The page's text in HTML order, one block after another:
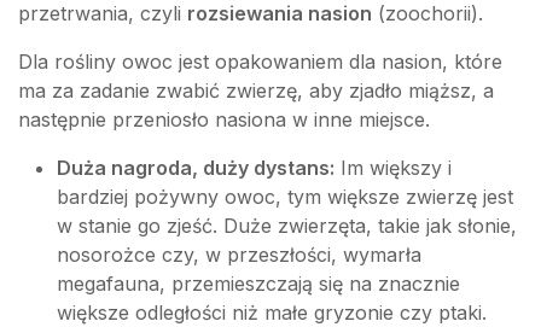
przetrwania, czyli rozsiewania nasion (zoochorii).
Dla rośliny owoc jest opakowaniem dla nasion, które
ma za zadanie zwabić zwierzę, aby zjadło miąższ, a
następnie przeniosło nasiona w inne miejsce.
Duża nagroda, duży dystans: Im większy i
bardziej pożywny owoc, tym większe zwierzę jest
w stanie go zjeść. Duże zwierzęta, takie jak słonie,
nosorożce czy, w przeszłości, wymarła
megafauna, przemieszczają się na znacznie
większe odległości niż małe gryzonie czy ptaki.